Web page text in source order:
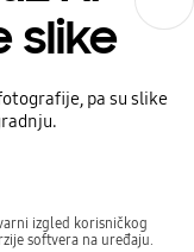
slike
pa su slike
izgled korisničkog
softvera na uređaju.